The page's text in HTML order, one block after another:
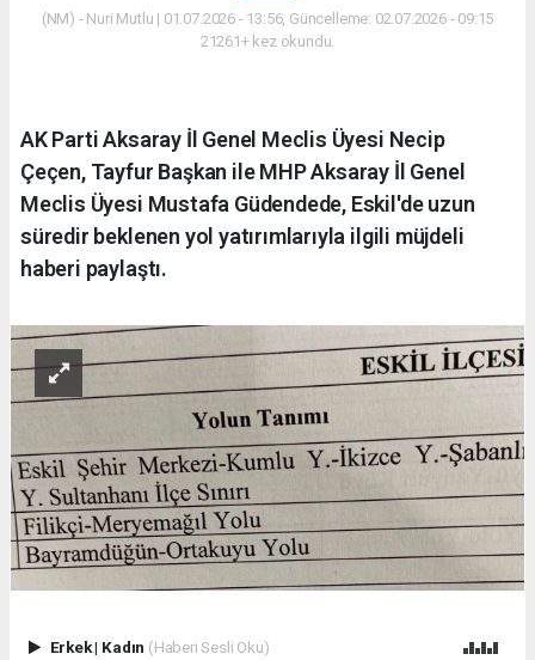
(NM) - Nuri Mutlu | 01.07.2026 - 13:56, Güncelleme: 02.07.2026 - 09:15
21261+ kez okundu.
AK Parti Aksaray İl Genel Meclis Üyesi Necip
Çeçen, Tayfur Başkan ile MHP Aksaray İl Genel
Meclis Üyesi Mustafa Güdendede, Eskil'de uzun
süredir beklenen yol yatırımlarıyla ilgili müjdeli
haberi paylaştı.
Erkek| Kadın (Haberi Sesli Oku)